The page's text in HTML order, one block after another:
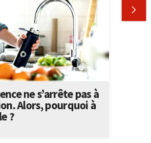

ne s’arrête pas à
Alors, pourquoi à
?